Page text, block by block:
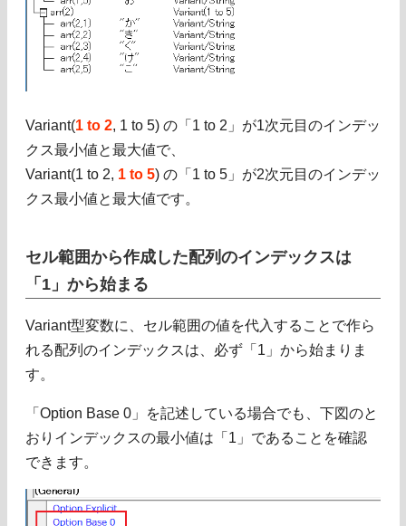
Variant(1 to 2, 1 to 5) の「1 to 2」が1次元目のインデッ
クス最小値と最大値で、
Variant(1 to 2, 1 to 5) の「1 to 5」が2次元目のインデッ
クス最小値と最大値です。
セル範囲から作成した配列のインデックスは
「1」から始まる
Variant型変数に、セル範囲の値を代入することで作ら
れる配列のインデックスは、必ず「1」から始まりま
す。
「Option Base 0」を記述している場合でも、下図のと
おりインデックスの最小値は「1」であることを確認
できます。